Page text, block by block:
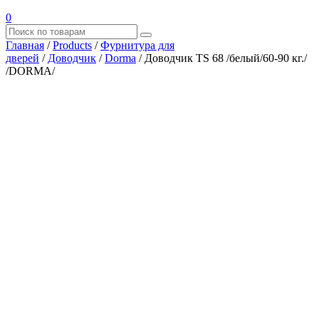
0
Главная /Products /Фурнитура для
дверей / Доводчик /Dorma / Доводчик TS 68 /белый/60-90 кг./
/DORMA/